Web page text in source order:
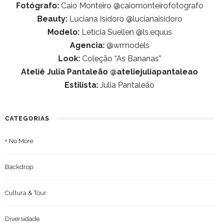
Fotógrafo:Caio Monteiro @caiomonteirofotografo
Beauty:Luciana Isidoro @lucianaisidoro
Modelo:Letícia Suellen @ls.equus
Agencia:@wrmodels
Look:Coleção “As Bananas”
Ateliê Julia Pantaleão @ateliejuliapantaleao
Estilista: Julia Pantaleão
CATEGORIAS
+ No More
Backdrop
Cultura & Tour
Diversidade